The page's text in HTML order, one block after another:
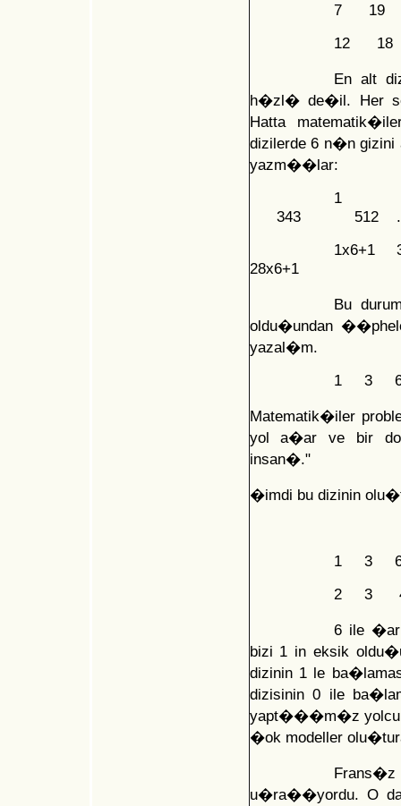
7 19
12
En alt
h�zl� de�il. Her
Hatta
dizilerde 6 n�n
yazm��lar:
1
343 512
1x6+1
28x6+1
Bu
oldu�undan
yazal�m.
1 3
Matematik�iler
yol a�ar ve bir
insan�."
�imdi bu dizinin
1 3
2
6 ile
bizi 1 in eksik
dizinin 1 le
dizisinin 0 ile
yapt���m�z
�ok modeller
u�ra��yordu. O